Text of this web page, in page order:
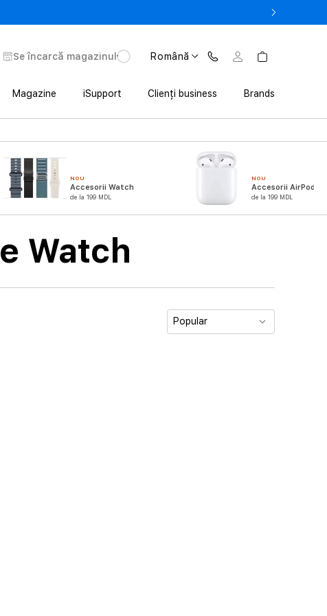
Se încarcă magazinul Română
Magazine iSupport Clienți business Brands
NOU
Accesorii Watch
de la 199 MDL
NOU
Accesorii AirPods
de la 199 MDL
Watch
Popular